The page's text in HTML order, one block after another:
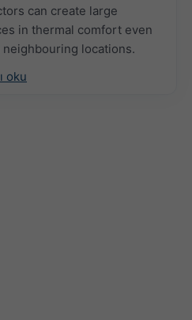
can create large
in thermal comfort even
locations.
oku